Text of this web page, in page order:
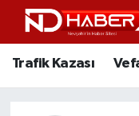
Trafik Kazası
Trafik Kazası
Nöbetçi